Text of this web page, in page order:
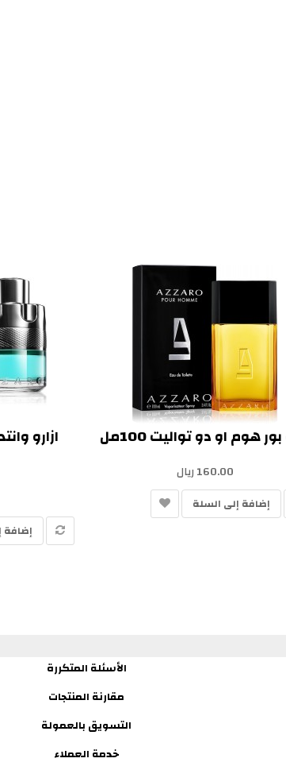
بور هوم او دو تواليت 100مل
160.00 ريال
إضافة إلى السلة
ازارو
إضافة
الأسئلة المتكررة
مقارنة المنتجات
التسويق بالعمولة
خدمة العملاء